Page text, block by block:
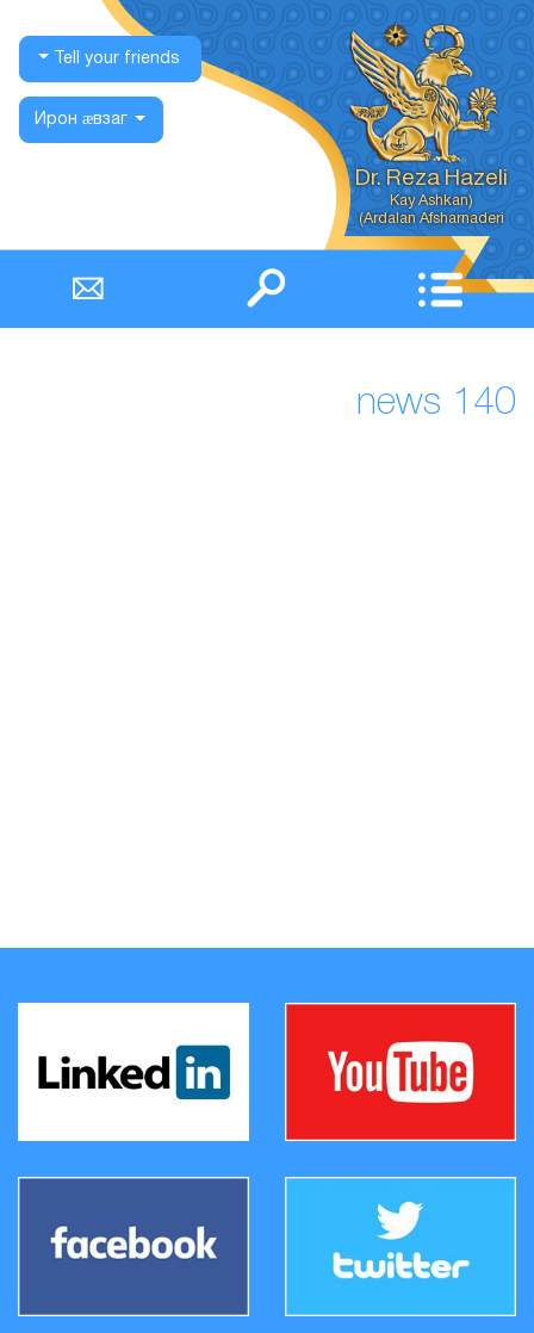
Dr. Reza Hazeli
Ardalan Afsharnaderi)
Tell your friends
Ирон ӕвзаг
news 140